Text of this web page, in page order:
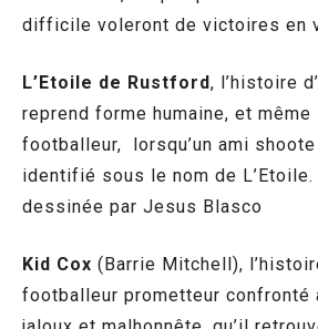
difficile voleront de victoires en
L’Etoile de Rustford, l’histoire
reprend forme humaine, et même
footballeur, lorsqu’un ami
identifié sous le nom de
dessinée par Jesus Blasco
Kid Cox (Barrie Mitchell),
footballeur prometteur confronté